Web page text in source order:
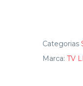
Categorias
Marca: TV